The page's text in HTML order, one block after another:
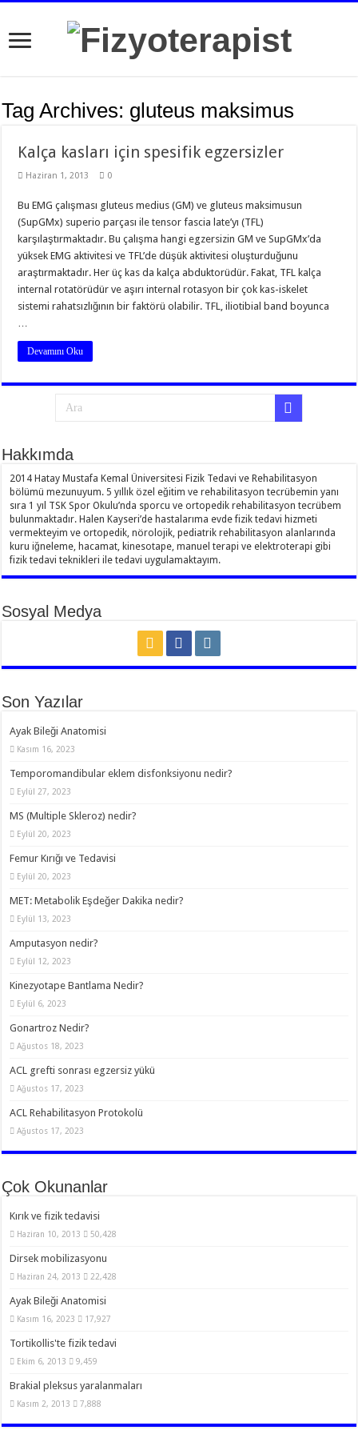
Tag Archives: gluteus maksimus
Kalça kasları için spesifik egzersizler
Haziran 1, 2013 0
Bu EMG çalışması gluteus medius (GM) ve gluteus maksimusun
(SupGMx) superio parçası ile tensor fascia late’yı (TFL)
karşılaştırmaktadır. Bu çalışma hangi egzersizin GM ve SupGMx’da
yüksek EMG aktivitesi ve TFL’de düşük aktivitesi oluşturduğunu
araştırmaktadır. Her üç kas da kalça abduktorüdür. Fakat, TFL kalça
internal rotatörüdür ve aşırı internal rotasyon bir çok kas-iskelet
sistemi rahatsızlığının bir faktörü olabilir. TFL, iliotibial band boyunca
…
Devamını Oku
Hakkımda
2014 Hatay Mustafa Kemal Üniversitesi Fizik Tedavi ve Rehabilitasyon
bölümü mezunuyum. 5 yıllık özel eğitim ve rehabilitasyon tecrübemin yanı
sıra 1 yıl TSK Spor Okulu’nda sporcu ve ortopedik rehabilitasyon tecrübem
bulunmaktadır. Halen Kayseri’de hastalarıma evde fizik tedavi hizmeti
vermekteyim ve ortopedik, nörolojik, pediatrik rehabilitasyon alanlarında
kuru iğneleme, hacamat, kinesotape, manuel terapi ve elektroterapi gibi
fizik tedavi teknikleri ile tedavi uygulamaktayım.
Sosyal Medya
Son Yazılar
Ayak Bileği Anatomisi
Kasım 16, 2023
Temporomandibular eklem disfonksiyonu nedir?
Eylül 27, 2023
MS (Multiple Skleroz) nedir?
Eylül 20, 2023
Femur Kırığı ve Tedavisi
Eylül 20, 2023
MET: Metabolik Eşdeğer Dakika nedir?
Eylül 13, 2023
Amputasyon nedir?
Eylül 12, 2023
Kinezyotape Bantlama Nedir?
Eylül 6, 2023
Gonartroz Nedir?
Ağustos 18, 2023
ACL grefti sonrası egzersiz yükü
Ağustos 17, 2023
ACL Rehabilitasyon Protokolü
Ağustos 17, 2023
Çok Okunanlar
Kırık ve fizik tedavisi
Haziran 10, 2013 50,428
Dirsek mobilizasyonu
Haziran 24, 2013 22,428
Ayak Bileği Anatomisi
Kasım 16, 2023 17,927
Tortikollis'te fizik tedavi
Ekim 6, 2013 9,459
Brakial pleksus yaralanmaları
Kasım 2, 2013 7,888